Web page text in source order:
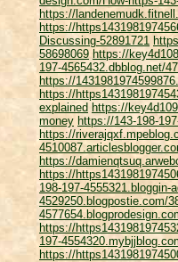
https://
https://
Discussing-52891721
58698069 https://
197-4565432.dbblog.net/
https://
https://
explained https://
money https://143-198-
https://
https://
https://
198-197-
4529250.blogpostie.com/
https://
197-
https://